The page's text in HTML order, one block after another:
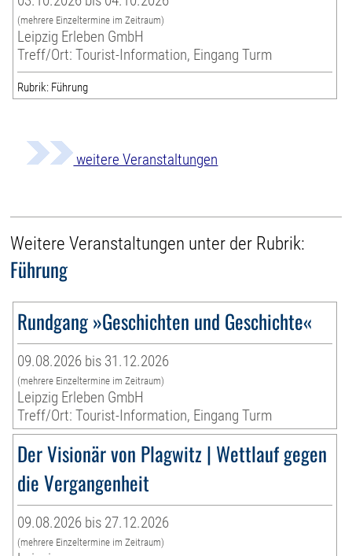
(mehrere Einzeltermine im Zeitraum)
Leipzig Erleben GmbH
Treff/Ort: Tourist-Information, Eingang Turm
Rubrik: Führung
weitere Veranstaltungen
Weitere Veranstaltungen unter der Rubrik:
Führung
Rundgang »Geschichten und Geschichte«
09.08.2026 bis 31.12.2026
(mehrere Einzeltermine im Zeitraum)
Leipzig Erleben GmbH
Treff/Ort: Tourist-Information, Eingang Turm
Der Visionär von Plagwitz | Wettlauf gegen
die Vergangenheit
09.08.2026 bis 27.12.2026
(mehrere Einzeltermine im Zeitraum)